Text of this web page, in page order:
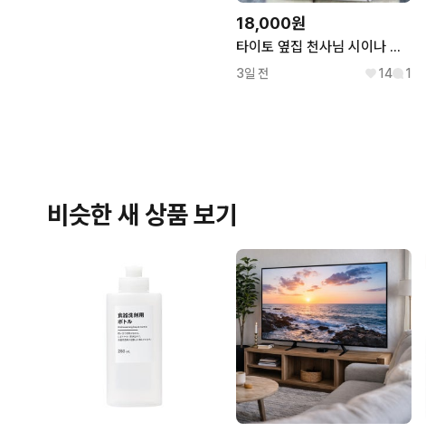
18,000원
타이토 옆집 천사님 시이나 마히루 교복 우산 피규어
3일 전 14 1
비슷한 새 상품 보기